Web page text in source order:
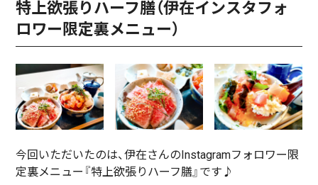
特上欲張りハーフ膳（伊在インスタフォ
ロワー限定裏メニュー）
今回いただいたのは、伊在さんのInstagramフォロワー限
定裏メニュー『特上欲張りハーフ膳』です♪